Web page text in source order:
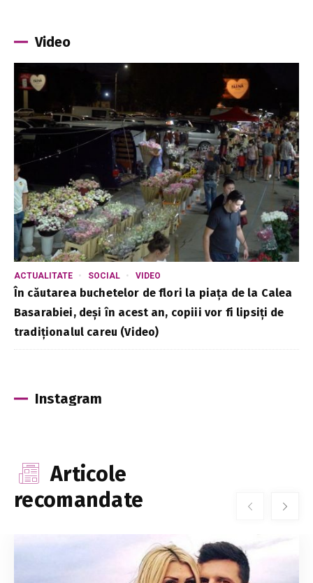
Video
ACTUALITATE SOCIAL VIDEO
În căutarea buchetelor de flori la piața de la Calea
Basarabiei, deși în acest an, copiii vor fi lipsiți de
tradiționalul careu (Video)
Instagram
Articole
recomandate